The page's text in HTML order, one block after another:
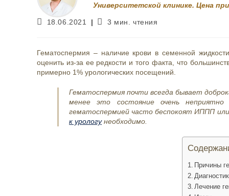
Университетской клинике. Цена
Запись
18.06.2021
Время
3 мин. чтения
Гематоспермия – наличие крови в семенной
оценить из-за ее редкости и того факта, что
примерно 1% урологических посещений.
Гематоспермия почти всегда бывает
менее это состояние очень
гематоспермией часто беспокоят ИППП
к урологунеобходимо.
Причины
Лечение